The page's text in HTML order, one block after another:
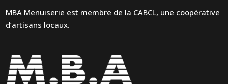
MBA Menuiserie est membre de la CABCL, une coopérative
d’artisans locaux.